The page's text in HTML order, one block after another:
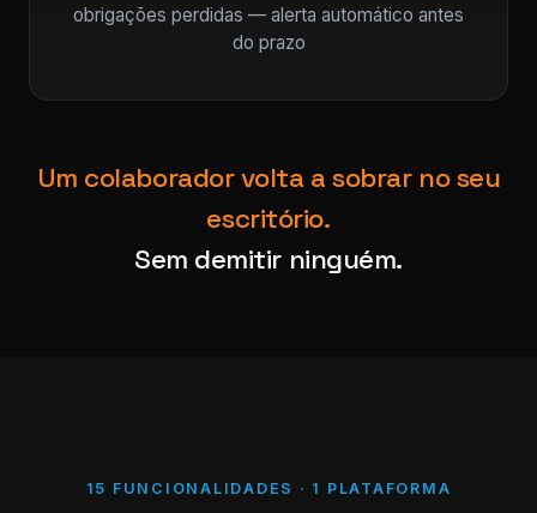
obrigações perdidas — alerta automático antes
do prazo
Um colaborador volta a sobrar no seu
escritório.
Sem demitir ninguém.
15 FUNCIONALIDADES · 1 PLATAFORMA